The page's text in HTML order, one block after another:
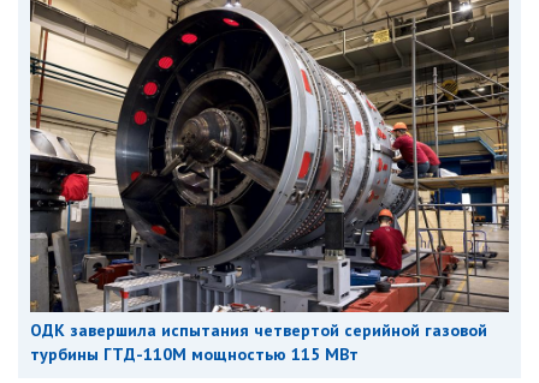
ОДК завершила испытания четвертой серийной газовой
турбины ГТД-110М мощностью 115 МВт